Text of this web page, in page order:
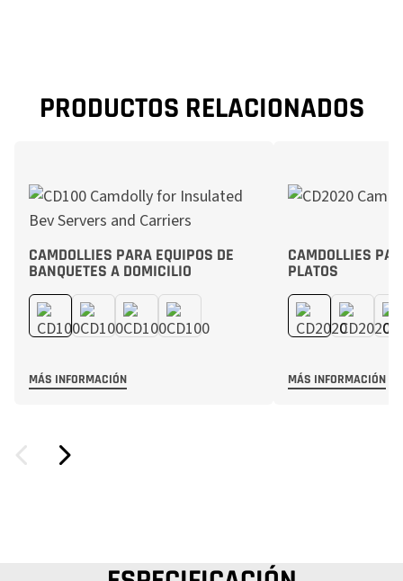
PRODUCTOS RELACIONADOS
CAMDOLLIES PARA EQUIPOS DE
BANQUETES A DOMICILIO
MÁS INFORMACIÓN
CAMDOLLIES
PLATOS
MÁS INFORMACIÓN